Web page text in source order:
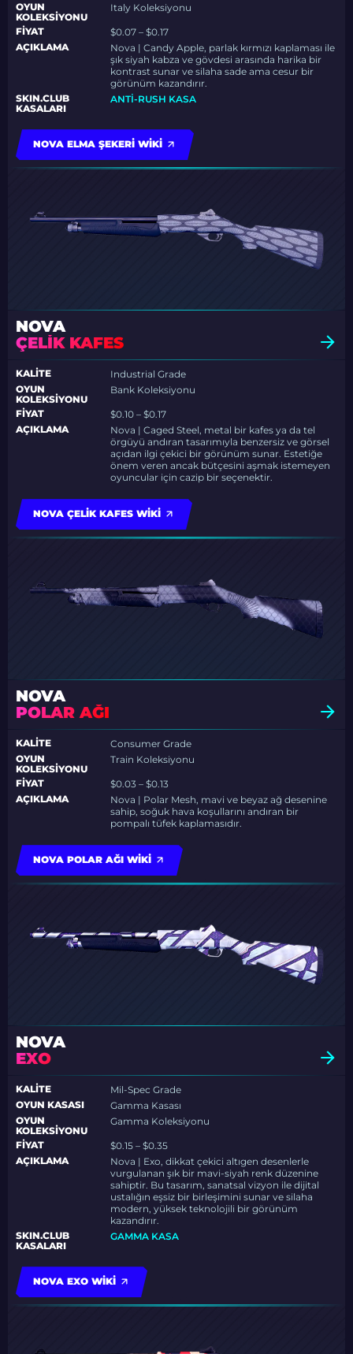
OYUN
KOLEKSIYONU
Italy Koleksiyonu
FIYAT
$0.07 – $0.17
AÇIKLAMA
Nova | Candy Apple, parlak kırmızı kaplaması ile
şık siyah kabza ve gövdesi arasında harika bir
kontrast sunar ve silaha sade ama cesur bir
görünüm kazandırır.
SKIN.CLUB
KASALARI
ANTI-RUSH KASA
NOVA ELMA ŞEKERI WIKI
NOVA
ÇELIK KAFES
KALITE
Industrial Grade
OYUN
KOLEKSIYONU
Bank Koleksiyonu
FIYAT
$0.10 – $0.17
AÇIKLAMA
Nova | Caged Steel, metal bir kafes ya da tel
örgüyü andıran tasarımıyla benzersiz ve görsel
açıdan ilgi çekici bir görünüm sunar. Estetiğe
önem veren ancak bütçesini aşmak istemeyen
oyuncular için cazip bir seçenektir.
NOVA ÇELIK KAFES WIKI
NOVA
POLAR AĞI
KALITE
Consumer Grade
OYUN
KOLEKSIYONU
Train Koleksiyonu
FIYAT
$0.03 – $0.13
AÇIKLAMA
Nova | Polar Mesh, mavi ve beyaz ağ desenine
sahip, soğuk hava koşullarını andıran bir
pompalı tüfek kaplamasıdır.
NOVA POLAR AĞI WIKI
NOVA
EXO
KALITE
Mil-Spec Grade
OYUN KASASI
Gamma Kasası
OYUN
KOLEKSIYONU
Gamma Koleksiyonu
FIYAT
$0.15 – $0.35
AÇIKLAMA
Nova | Exo, dikkat çekici altıgen desenlerle
vurgulanan şık bir mavi-siyah renk düzenine
sahiptir. Bu tasarım, sanatsal vizyon ile dijital
ustalığın eşsiz bir birleşimini sunar ve silaha
modern, yüksek teknolojili bir görünüm
kazandırır.
SKIN.CLUB
KASALARI
GAMMA KASA
NOVA EXO WIKI